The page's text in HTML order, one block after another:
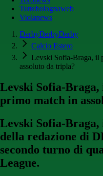
Tuttobolognaweb
Violanews
DerbyDerbyDerby
Calcio Estero
Levski Sofia-Braga, il
assoluto da tripla?
Levski Sofia-
primo match in
Levski Sofia-
della redazione di
secondo turno di
League.